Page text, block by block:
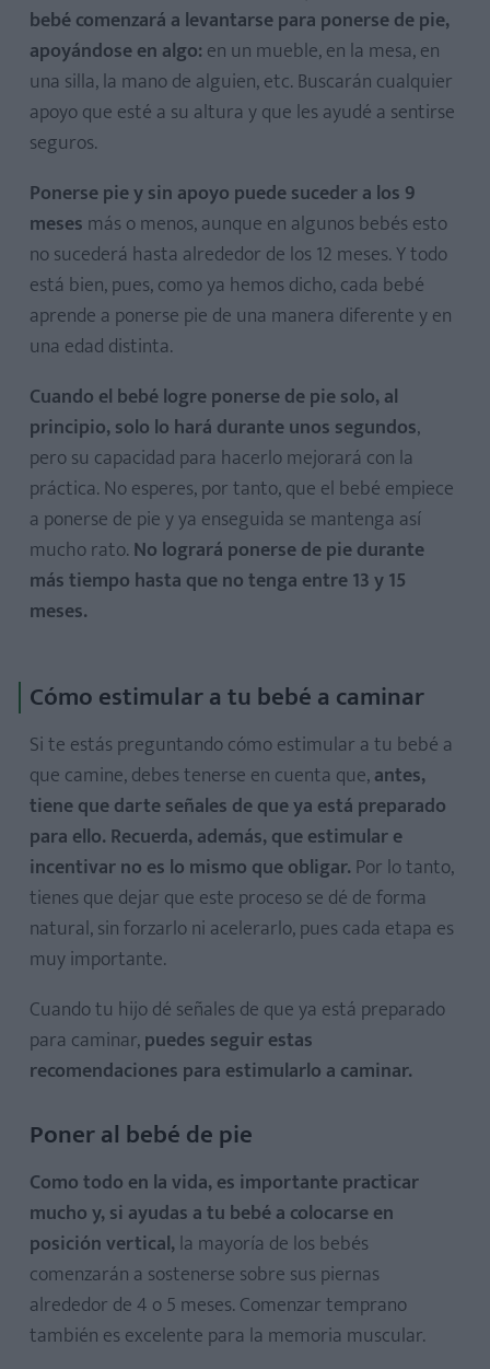
bebé comenzará a levantarse para ponerse de pie,
apoyándose en algo: en un mueble, en la mesa, en
una silla, la mano de alguien, etc. Buscarán cualquier
apoyo que esté a su altura y que les ayudé a sentirse
seguros.
Ponerse pie y sin apoyo puede suceder a los 9
meses más o menos, aunque en algunos bebés esto
no sucederá hasta alrededor de los 12 meses. Y todo
está bien, pues, como ya hemos dicho, cada bebé
aprende a ponerse pie de una manera diferente y en
una edad distinta.
Cuando el bebé logre ponerse de pie solo, al
principio, solo lo hará durante unos segundos,
pero su capacidad para hacerlo mejorará con la
práctica. No esperes, por tanto, que el bebé empiece
a ponerse de pie y ya enseguida se mantenga así
mucho rato. No logrará ponerse de pie durante
más tiempo hasta que no tenga entre 13 y 15
meses.
Cómo estimular a tu bebé a caminar
Si te estás preguntando cómo estimular a tu bebé a
que camine, debes tenerse en cuenta que,antes,
tiene que darte señales de que ya está preparado
para ello. Recuerda, además, que estimular e
incentivar no es lo mismo que obligar. Por lo tanto,
tienes que dejar que este proceso se dé de forma
natural, sin forzarlo ni acelerarlo, pues cada etapa es
muy importante.
Cuando tu hijo dé señales de que ya está preparado
para caminar,puedes seguir estas
recomendaciones para estimularlo a caminar.
Poner al bebé de pie
Como todo en la vida, es importante practicar
mucho y, si ayudas a tu bebé a colocarse en
posición vertical,la mayoría de los bebés
comenzarán a sostenerse sobre sus piernas
alrededor de 4 o 5 meses. Comenzar temprano
también es excelente para la memoria muscular.